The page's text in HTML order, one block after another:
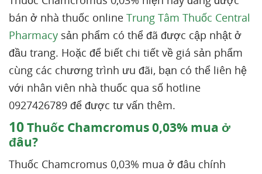
bán ở nhà thuốc online Trung Tâm Thuốc Central
Pharmacy sản phẩm có thể đã được cập nhật ở
đầu trang. Hoặc để biết chi tiết về giá sản phẩm
cùng các chương trình ưu đãi, bạn có thể liên hệ
với nhân viên nhà thuốc qua số hotline
0927426789 để được tư vấn thêm.
10Thuốc Chamcromus 0,03% mua ở
đâu?
Thuốc Chamcromus 0,03% mua ở đâu chính